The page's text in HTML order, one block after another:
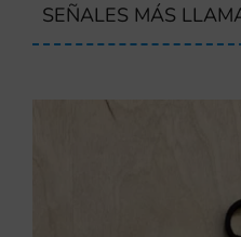
SEÑALES MÁS